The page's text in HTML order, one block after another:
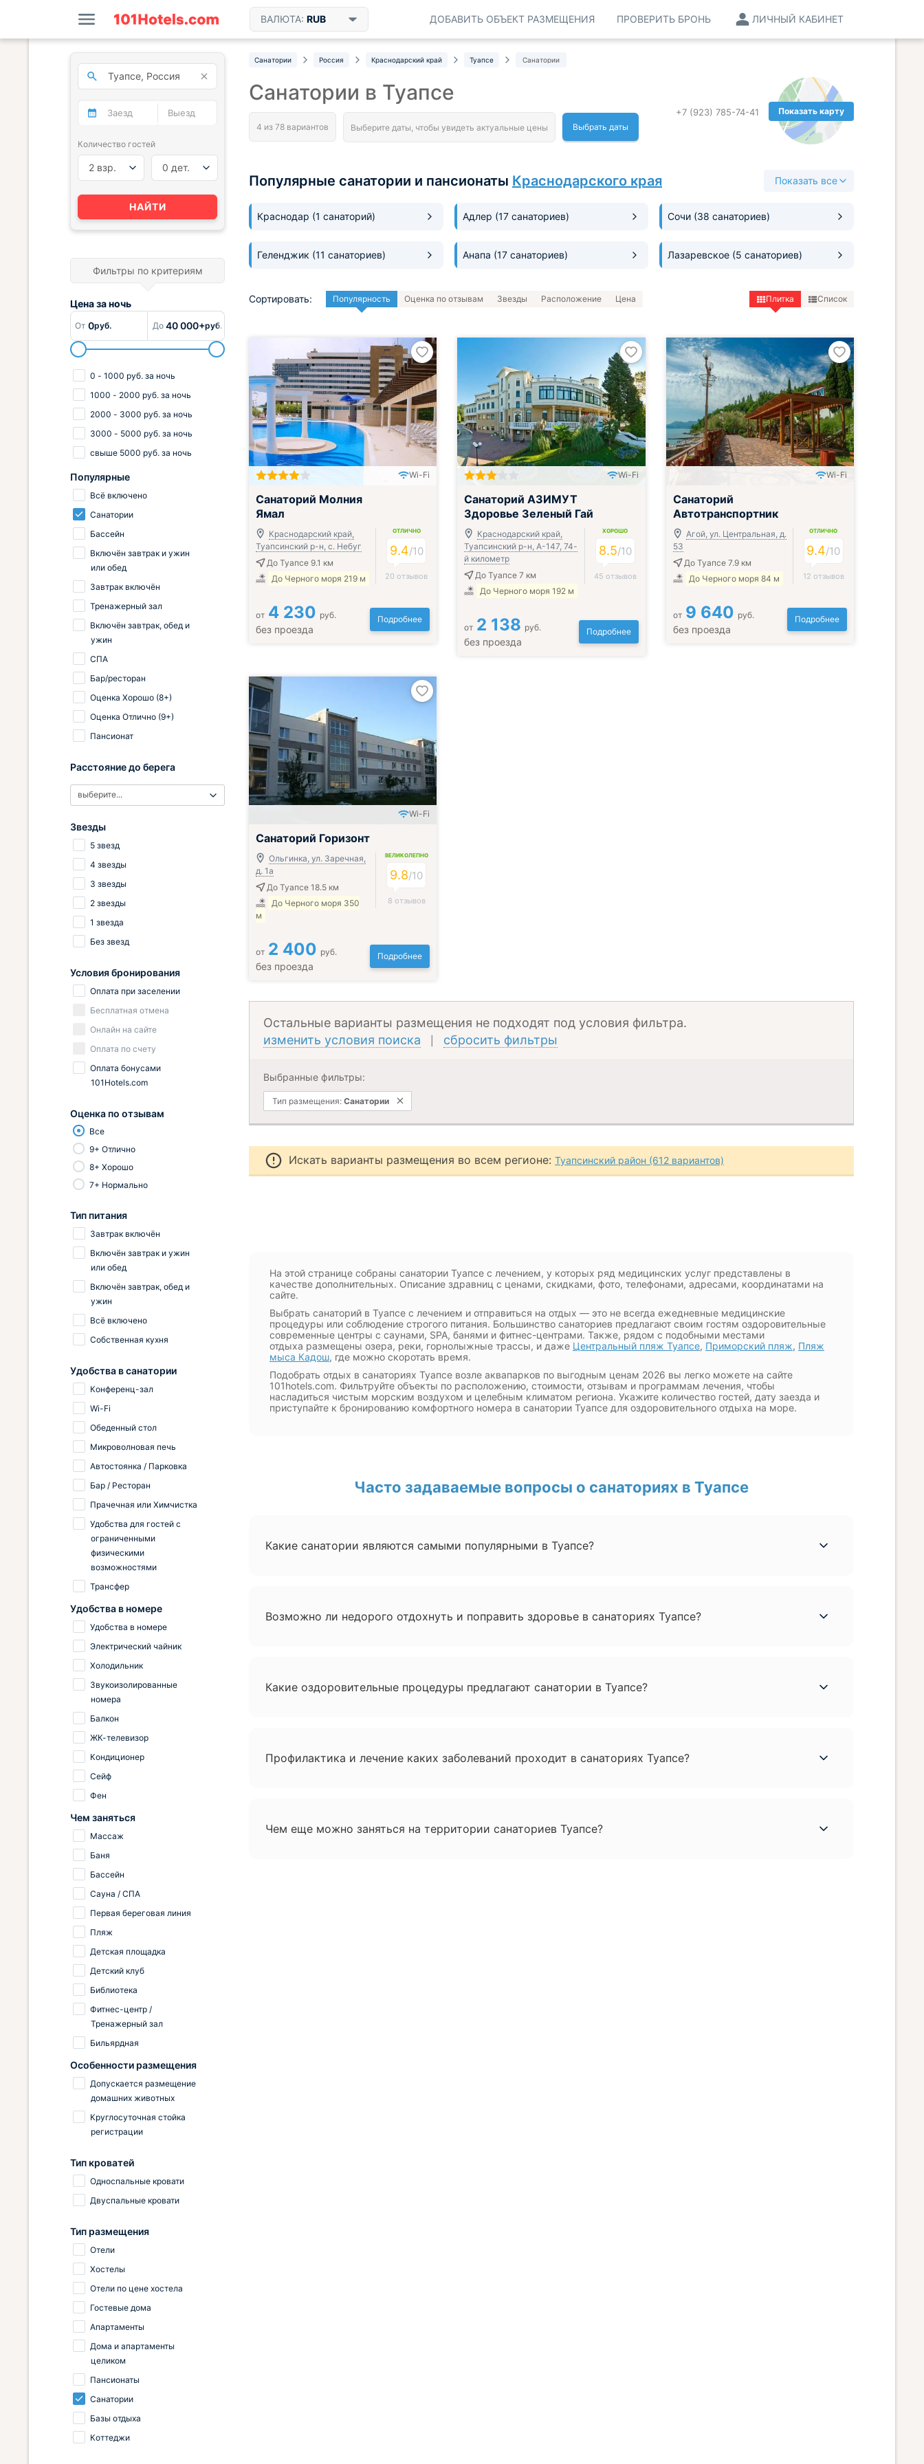
ВАЛЮТА: RUB ЛИЧНЫЙ КАБИНЕТ
ПРОВЕРИТЬ БРОНЬ
ДОБАВИТЬ ОБЪЕКТ РАЗМЕЩЕНИЯ
Санатории Россия Краснодарский край Туапсе Санатории
Показать карту
+7 (923) 785-74-41
Санатории в Туапсе
Выбрать даты
Популярные санатории и пансионаты Краснодарского края Показать все
Краснодар (1 санаторий) Адлер (17 санаториев) Сочи (38 санаториев)
Геленджик (11 санаториев) Анапа (17 санаториев) Лазаревское (5 санаториев)
Сортировать: Популярность Оценка по отзывам Звезды Расположение Цена Плитка Список
Включён завтрак, обед и ужин
Wi-Fi
Санаторий Молния
Ямал
Краснодарский край,
Туапсинский р-н, с. Небуг
До Туапсе 9.1 км
До Черного моря 219 м
ОТЛИЧНО
9.4/10
20 отзывов
от 4 230 руб.
без проезда
Подробнее
Включён завтрак, обед и ужин
Wi-Fi
Санаторий АЗИМУТ
Здоровье Зеленый Гай
Краснодарский край,
Туапсинский р-н, А-147, 74-
й километр
До Туапсе 7 км
До Черного моря 192 м
ХОРОШО
8.5/10
45 отзывов
от 2 138 руб.
без проезда
Подробнее
Wi-Fi
Санаторий
Автотранспортник
Агой, ул. Центральная, д.
53
До Туапсе 7.9 км
До Черного моря 84 м
ОТЛИЧНО
9.4/10
12 отзывов
от 9 640 руб.
без проезда
Подробнее
Wi-Fi
Санаторий Горизонт
Ольгинка, ул. Заречная,
д. 1а
До Туапсе 18.5 км
До Черного моря 350
м
ВЕЛИКОЛЕПНО
9.8/10
8 отзывов
от 2 400 руб.
без проезда
Подробнее
Остальные варианты размещения не подходят под условия фильтра.
изменить условия поиска
сбросить фильтры
Выбранные фильтры:
Тип размещения: Санатории
Искать варианты размещения во всем регионе: Туапсинский район (612 вариантов)
На этой странице собраны санатории Туапсе с лечением, у которых ряд медицинских услуг представлены в
качестве дополнительных. Описание здравниц с ценами, скидками, фото, телефонами, адресами, координатами на
сайте.
Выбрать санаторий в Туапсе с лечением и отправиться на отдых — это не всегда ежедневные медицинские
процедуры или соблюдение строгого питания. Большинство санаториев предлагают своим гостям оздоровительные
современные центры с саунами, SPA, банями и фитнес-центрами. Также, рядом с подобными местами
отдыха размещены озера, реки, горнолыжные трассы, и даже Центральный пляж Туапсе, Приморский пляж, Пляж
мыса Кадош, где можно скоротать время.
Подобрать отдых в санаториях Туапсе возле аквапарков по выгодным ценам 2026 вы легко можете на сайте
101hotels.com. Фильтруйте объекты по расположению, стоимости, отзывам и программам лечения, чтобы
насладиться чистым морским воздухом и целебным климатом региона. Укажите количество гостей, дату заезда и
приступайте к бронированию комфортного номера в санатории Туапсе для оздоровительного отдыха на море.
Часто задаваемые вопросы о санаториях в Туапсе
Какие санатории являются самыми популярными в Туапсе?
Возможно ли недорого отдохнуть и поправить здоровье в санаториях Туапсе?
Какие оздоровительные процедуры предлагают санатории в Туапсе?
Профилактика и лечение каких заболеваний проходит в санаториях Туапсе?
Чем еще можно заняться на территории санаториев Туапсе?
Количество гостей
2 взр. 0 дет.
НАЙТИ
Фильтры по критериям
Цена заночь
От 0руб. До 40 000+руб.
0 - 1000 руб. за ночь
1000 - 2000 руб. за ночь
2000 - 3000 руб. за ночь
3000 - 5000 руб. за ночь
свыше 5000 руб. за ночь
Популярные
Всё включено
Санатории
Бассейн
Включён завтрак и ужин
или обед
Завтрак включён
Тренажерный зал
Включён завтрак, обед и
ужин
СПА
Бар/ресторан
Оценка Хорошо (8+)
Оценка Отлично (9+)
Пансионат
Расстояние до берега
выберите...
Звезды
5 звезд
4 звезды
3 звезды
2 звезды
1 звезда
Без звезд
Условия бронирования
Оплата при заселении
Бесплатная отмена
Онлайн на сайте
Оплата по счету
Оплата бонусами
101Hotels.com
Оценка по отзывам
Все
9+ Отлично
8+ Хорошо
7+ Нормально
Тип питания
Завтрак включён
Включён завтрак и ужин
или обед
Включён завтрак, обед и
ужин
Всё включено
Собственная кухня
Удобства в санатории
Конференц-зал
Wi-Fi
Обеденный стол
Микроволновая печь
Автостоянка / Парковка
Бар / Ресторан
Прачечная или Химчистка
Удобства для гостей с
ограниченными
физическими
возможностями
Трансфер
Удобства в номере
Удобства в номере
Электрический чайник
Холодильник
Звукоизолированные
номера
Балкон
ЖК-телевизор
Кондиционер
Сейф
Фен
Чем заняться
Массаж
Баня
Бассейн
Сауна / СПА
Первая береговая линия
Пляж
Детская площадка
Детский клуб
Библиотека
Фитнес-центр /
Тренажерный зал
Бильярдная
Особенности размещения
Допускается размещение
домашних животных
Круглосуточная стойка
регистрации
Тип кроватей
Односпальные кровати
Двуспальные кровати
Тип размещения
Отели
Хостелы
Отели по цене хостела
Гостевые дома
Апартаменты
Дома и апартаменты
целиком
Пансионаты
Санатории
Базы отдыха
Коттеджи